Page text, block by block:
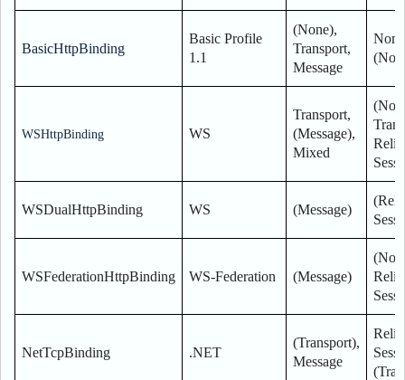
BasicHttpBinding
Basic Profile
1.1
(None),
Transport,
Message
WSHttpBinding WS
Transport,
(Message),
Mixed
WSDualHttpBinding WS (Message)
WSFederationHttpBinding WS-Federation (Message)
NetTcpBinding .NET
(Transport),
Message